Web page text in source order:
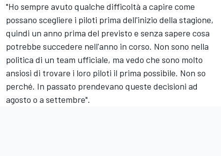
"Ho sempre avuto qualche difficoltà a capire come
possano scegliere i piloti prima dell'inizio della stagione,
quindi un anno prima del previsto e senza sapere cosa
potrebbe succedere nell'anno in corso. Non sono nella
politica di un team ufficiale, ma vedo che sono molto
ansiosi di trovare i loro piloti il prima possibile. Non so
perché. In passato prendevano queste decisioni ad
agosto o a settembre".